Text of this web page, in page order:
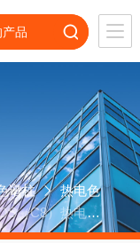
谱柱
热电色
（C8）热电液